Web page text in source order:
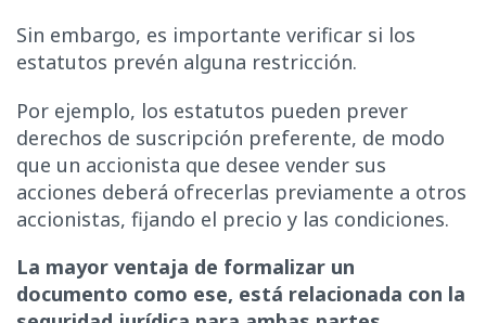
Sin embargo, es importante verificar si los
estatutos prevén alguna restricción.
Por ejemplo, los estatutos pueden prever
derechos de suscripción preferente, de modo
que un accionista que desee vender sus
acciones deberá ofrecerlas previamente a otros
accionistas, fijando el precio y las condiciones.
La mayor ventaja de formalizar un
documento como ese, está relacionada con la